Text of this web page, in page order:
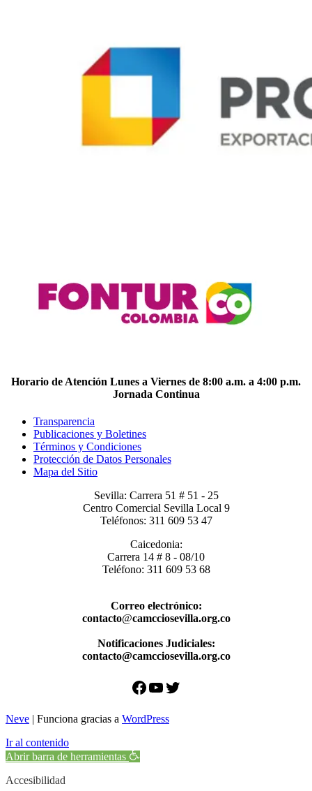
Horario de Atención Lunes a Viernes de 8:00 a.m. a 4:00 p.m.
Jornada Continua
Transparencia
Publicaciones y Boletines
Términos y Condiciones
Protección de Datos Personales
Mapa del Sitio
Sevilla: Carrera 51 # 51 - 25
Centro Comercial Sevilla Local 9
Teléfonos: 311 609 53 47
Caicedonia:
Carrera 14 # 8 - 08/10
Teléfono: 311 609 53 68
Correo electrónico:
contacto@camcciosevilla.org.co
Notificaciones Judiciales:
contacto@camcciosevilla.org.co
Facebook
YouTube
Twitter
Neve | Funciona gracias a WordPress
Ir al contenido
Abrir barra de herramientas
Accesibilidad